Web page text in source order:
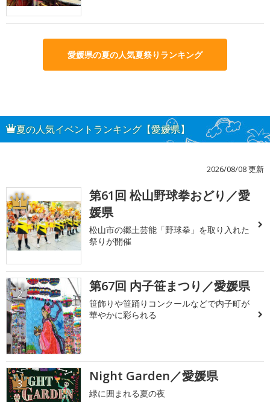
愛媛県の夏の人気夏祭りランキング
夏の人気イベントランキング【愛媛県】
2026/08/08 更新
1
第61回 松山野球拳おどり／愛
媛県
松山市の郷土芸能「野球拳」を取り入れた
祭りが開催
2 第67回 内子笹まつり／愛媛県
笹飾りや笹踊りコンクールなどで内子町が
華やかに彩られる
3 Night Garden／愛媛県
緑に囲まれる夏の夜